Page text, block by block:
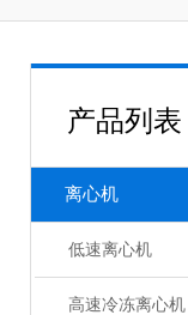
产品列表
离心机
低速离心机
高速冷冻离心机